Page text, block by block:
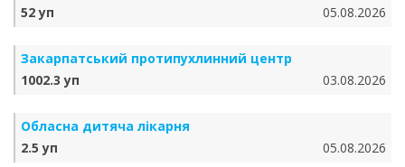
52 уп
05.08.2026
Закарпатський протипухлинний центр
1002.3 уп
03.08.2026
Обласна дитяча лікарня
2.5 уп
05.08.2026